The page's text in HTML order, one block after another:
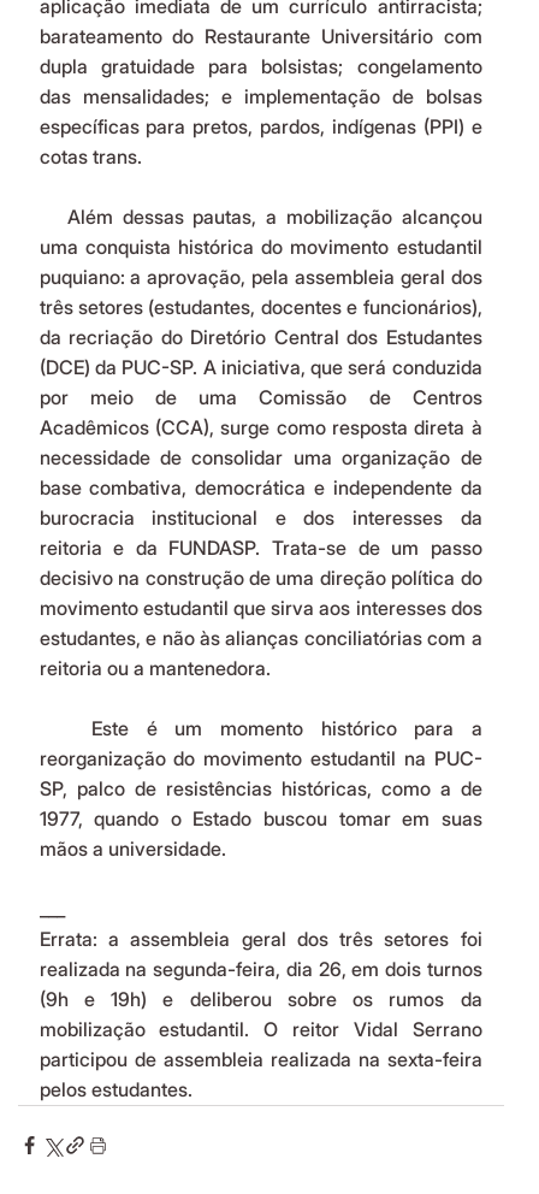
aplicação imediata de um currículo antirracista;
barateamento do Restaurante Universitário com
dupla gratuidade para bolsistas; congelamento
das mensalidades; e implementação de bolsas
específicas para pretos, pardos, indígenas (PPI) e
cotas trans.
uma conquista histórica do movimento estudantil
puquiano: a aprovação, pela assembleia geral dos
três setores (estudantes, docentes e funcionários),
da recriação do Diretório Central dos Estudantes
(DCE) da PUC-SP. A iniciativa, que será conduzida
por meio de uma Comissão de Centros
Acadêmicos (CCA), surge como resposta direta à
necessidade de consolidar uma organização de
base combativa, democrática e independente da
burocracia institucional e dos interesses da
reitoria e da FUNDASP. Trata-se de um passo
decisivo na construção de uma direção política do
movimento estudantil que sirva aos interesses dos
estudantes, e não às alianças conciliatórias com a
reitoria ou a mantenedora.
reorganização do movimento estudantil na PUC-
SP, palco de resistências históricas, como a de
1977, quando o Estado buscou tomar em suas
mãos a universidade.
Errata: a assembleia geral dos três setores foi
realizada na segunda-feira, dia 26, em dois turnos
(9h e 19h) e deliberou sobre os rumos da
mobilização estudantil. O reitor Vidal Serrano
participou de assembleia realizada na sexta-feira
pelos estudantes.